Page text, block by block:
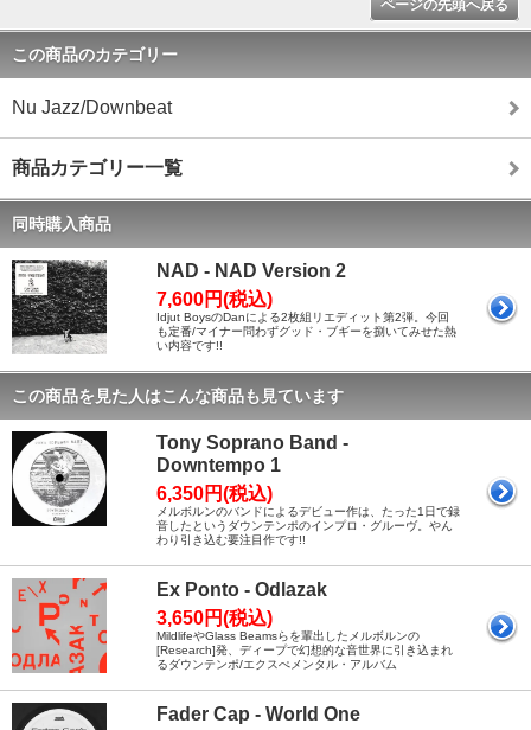
ページの先頭へ戻る
この商品のカテゴリー
Nu Jazz/Downbeat
商品カテゴリー一覧
同時購入商品
NAD - NAD Version 2
7,600円(税込)
Idjut BoysのDanによる2枚組リエディット第2弾。今回
も定番/マイナー問わずグッド・ブギーを捌いてみせた熱
い内容です!!
この商品を見た人はこんな商品も見ています
Tony Soprano Band -
Downtempo 1
6,350円(税込)
メルボルンのバンドによるデビュー作は、たった1日で録
音したというダウンテンポのインプロ・グルーヴ。やん
わり引き込む要注目作です!!
Ex Ponto - Odlazak
3,650円(税込)
MildlifeやGlass Beamsらを輩出したメルボルンの
[Research]発、ディープで幻想的な音世界に引き込まれ
るダウンテンポ/エクスぺメンタル・アルバム
Fader Cap - World One